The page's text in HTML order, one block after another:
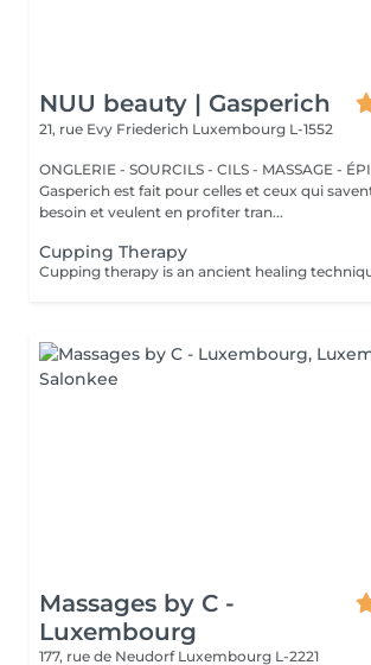
NUU beauty | Gasperich
21, rue Evy Friederich Luxembourg L-1552
ONGLERIE - SOURCILS - CILS - MASSAGE -
Gasperich est fait pour celles et ceux qui
besoin et veulent en profiter tran...
Cupping Therapy
Massages by C -
Luxembourg
177, rue de Neudorf Luxembourg L-2221